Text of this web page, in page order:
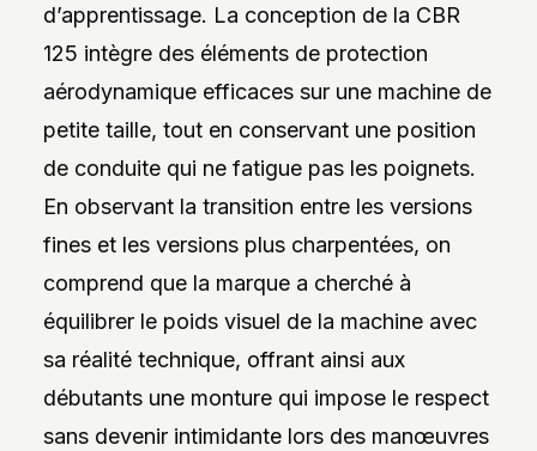
d’apprentissage. La conception de la CBR
125 intègre des éléments de protection
aérodynamique efficaces sur une machine de
petite taille, tout en conservant une position
de conduite qui ne fatigue pas les poignets.
En observant la transition entre les versions
fines et les versions plus charpentées, on
comprend que la marque a cherché à
équilibrer le poids visuel de la machine avec
sa réalité technique, offrant ainsi aux
débutants une monture qui impose le respect
sans devenir intimidante lors des manœuvres